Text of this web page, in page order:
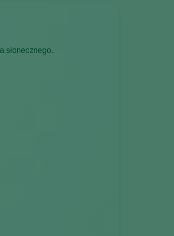
słonecznego.